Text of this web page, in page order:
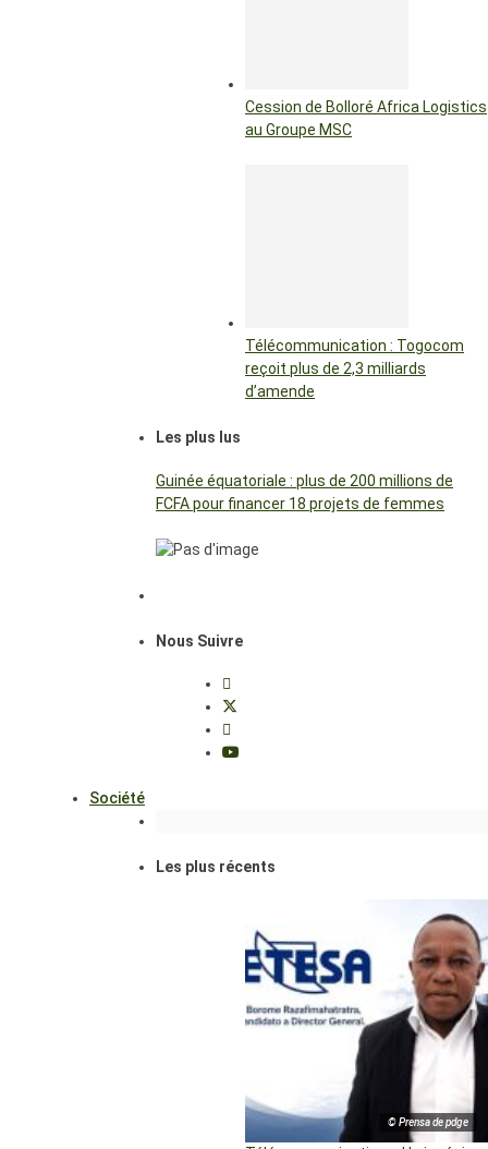
Cession de Bolloré Africa Logistics
au Groupe MSC
Télécommunication : Togocom
reçoit plus de 2,3 milliards
d’amende
Les plus lus
Guinée équatoriale : plus de 200 millions de
FCFA pour financer 18 projets de femmes
Nous Suivre
Société
Les plus récents
© Prensa de pdge